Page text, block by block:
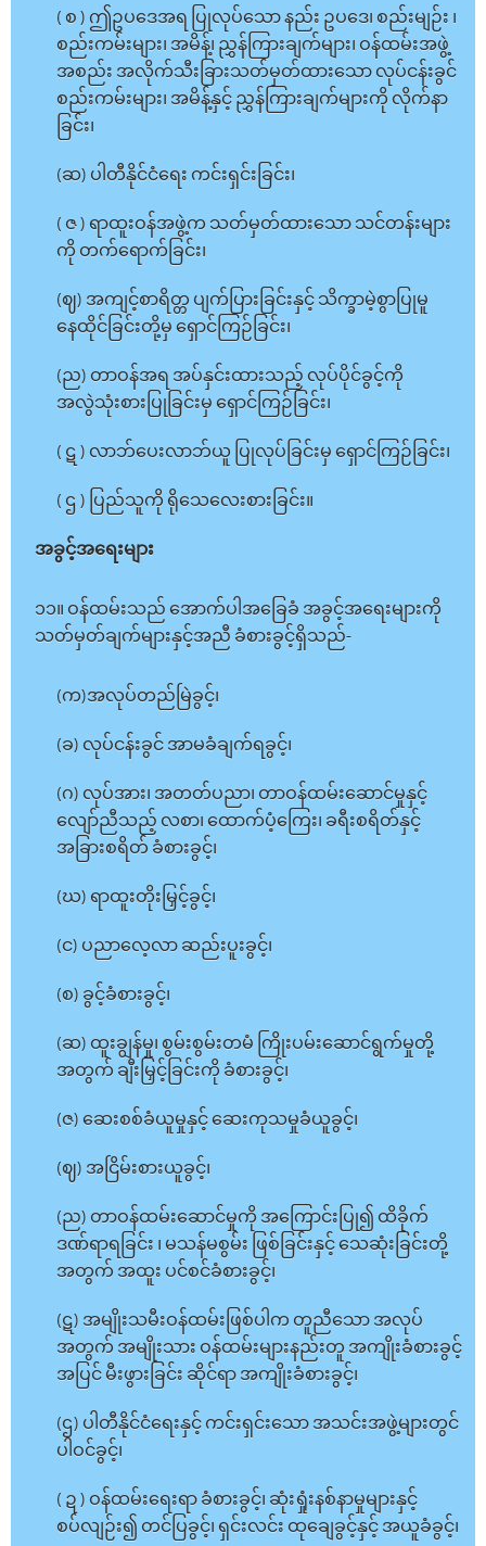
( စ ) ဤဥပဒေအရ ပြုလုပ်သော နည်း ဥပဒေ၊ စည်းမျဉ်း ၊
စည်းကမ်းများ၊ အမိန့်၊ ညွှန်ကြားချက်များ၊ ဝန်ထမ်းအဖွဲ့
အစည်း အလိုက်သီးခြားသတ်မှတ်ထားသော လုပ်ငန်းခွင်
စည်းကမ်းများ၊ အမိန့်နှင့် ညွှန်ကြားချက်များကို လိုက်နာ
ခြင်း၊
(ဆ) ပါတီနိုင်ငံရေး ကင်းရှင်းခြင်း၊
( ဇ ) ရာထူးဝန်အဖွဲ့က သတ်မှတ်ထားသော သင်တန်းများ
ကို တက်ရောက်ခြင်း၊
(ဈ) အကျင့်စာရိတ္တ ပျက်ပြားခြင်းနှင့် သိက္ခာမဲ့စွာပြုမူ
နေထိုင်ခြင်းတို့မှ ရှောင်ကြဉ်ခြင်း၊
(ည) တာဝန်အရ အပ်နှင်းထားသည့် လုပ်ပိုင်ခွင့်ကို
အလွဲသုံးစားပြုခြင်းမှ ရှောင်ကြဉ်ခြင်း၊
( ဋ ) လာဘ်ပေးလာဘ်ယူ ပြုလုပ်ခြင်းမှ ရှောင်ကြဉ်ခြင်း၊
( ဌ ) ပြည်သူကို ရိုသေလေးစားခြင်း။
အခွင့်အရေးများ
၁၁။ ဝန်ထမ်းသည် အောက်ပါအခြေခံ အခွင့်အရေးများကို
သတ်မှတ်ချက်များနှင့်အညီ ခံစားခွင့်ရှိသည်-
(က)အလုပ်တည်မြဲခွင့်၊
(ခ) လုပ်ငန်းခွင် အာမခံချက်ရခွင့်၊
(ဂ) လုပ်အား၊ အတတ်ပညာ၊ တာဝန်ထမ်းဆောင်မှုနှင့်
လျော်ညီသည့် လစာ၊ ထောက်ပံ့ကြေး၊ ခရီးစရိတ်နှင့်
အခြားစရိတ် ခံစားခွင့်၊
(ဃ) ရာထူးတိုးမြှင့်ခွင့်၊
(င) ပညာလေ့လာ ဆည်းပူးခွင့်၊
(စ) ခွင့်ခံစားခွင့်၊
(ဆ) ထူးချွန်မှု၊ စွမ်းစွမ်းတမံ ကြိုးပမ်းဆောင်ရွက်မှုတို့
အတွက် ချီးမြှင့်ခြင်းကို ခံစားခွင့်၊
(ဇ) ဆေးစစ်ခံယူမှုနှင့် ဆေးကုသမှုခံယူခွင့်၊
(ဈ) အငြိမ်းစားယူခွင့်၊
(ည) တာဝန်ထမ်းဆောင်မှုကို အကြောင်းပြု၍ ထိခိုက်
ဒဏ်ရာရခြင်း ၊ မသန်မစွမ်း ဖြစ်ခြင်းနှင့် သေဆုံးခြင်းတို့
အတွက် အထူး ပင်စင်ခံစားခွင့်၊
(ဋ) အမျိုးသမီးဝန်ထမ်းဖြစ်ပါက တူညီသော အလုပ်
အတွက် အမျိုးသား ဝန်ထမ်းများနည်းတူ အကျိုးခံစားခွင့်
အပြင် မီးဖွားခြင်း ဆိုင်ရာ အကျိုးခံစားခွင့်၊
(ဌ) ပါတီနိုင်ငံရေးနှင့် ကင်းရှင်းသော အသင်းအဖွဲ့များတွင်
ပါဝင်ခွင့်၊
( ဍ ) ဝန်ထမ်းရေးရာ ခံစားခွင့်၊ ဆုံးရှုံးနစ်နာမှုများနှင့်
စပ်လျဉ်း၍ တင်ပြခွင့်၊ ရှင်းလင်း ထုချေခွင့်နှင့် အယူခံခွင့်၊